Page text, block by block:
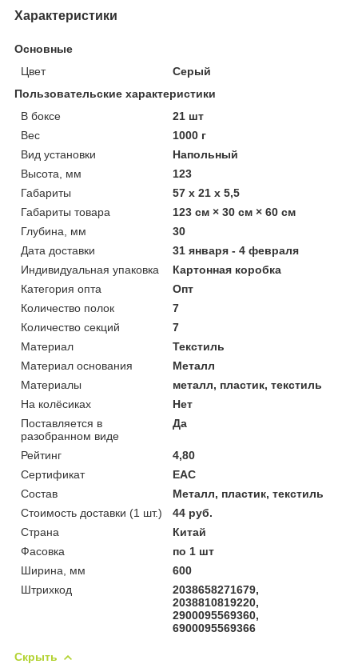
Характеристики
Основные
Цвет
Серый
Пользовательские характеристики
В боксе
21 шт
Вес
1000 г
Вид установки
Напольный
Высота, мм
123
Габариты
57 x 21 x 5,5
Габариты товара
123 см × 30 см × 60 см
Глубина, мм
30
Дата доставки
31 января - 4 февраля
Индивидуальная упаковка
Картонная коробка
Категория опта
Опт
Количество полок
7
Количество секций
7
Материал
Текстиль
Материал основания
Металл
Материалы
металл, пластик, текстиль
На колёсиках
Нет
Поставляется в
разобранном виде
Да
Рейтинг
4,80
Сертификат
ЕАС
Состав
Металл, пластик, текстиль
Стоимость доставки (1 шт.)
44 руб.
Страна
Китай
Фасовка
по 1 шт
Ширина, мм
600
Штрихкод
2038658271679,
2038810819220,
2900095569360,
6900095569366
Скрыть